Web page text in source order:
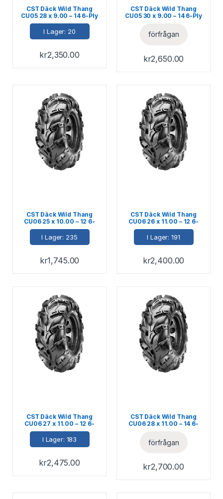
CST Däck Wild Thang
CU05 28 x 9.00 – 14 6-Ply
M+S E-märkt 69J
I Lager: 20
kr2,350.00
CST Däck Wild Thang
CU05 30 x 9.00 – 14 6-Ply
förfrågan
kr2,650.00
CST Däck Wild Thang
CU06 25 x 10.00 – 12 6-
Ply M+S E-märkt 67J
I Lager: 235
kr1,745.00
CST Däck Wild Thang
CU06 26 x 11.00 – 12 6-
Ply M+S E-märkt 72J
I Lager: 191
kr2,400.00
CST Däck Wild Thang
CU06 27 x 11.00 – 12 6-
Ply M+S E-märkt 74J
I Lager: 183
kr2,475.00
CST Däck Wild Thang
CU06 28 x 11.00 – 14 6-
förfrågan
kr2,700.00